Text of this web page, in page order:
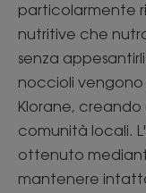
particolarmente
nutritive che
senza
noccioli vengono
Klorane,
comunità locali.
ottenuto
mantenere